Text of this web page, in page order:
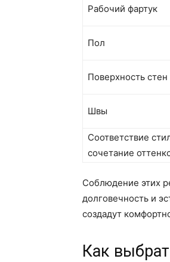
Рабочий фартук
Пол
Поверхность стен
Швы
Соответствие
сочетание
Соблюдение этих
долговечность и
создадут
Как